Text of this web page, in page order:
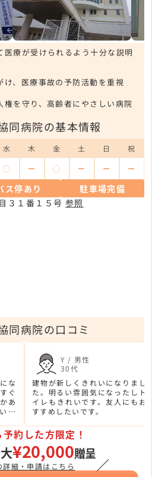
医療が受けられるよう十分な説明
け、医療事故の予防活動を重視
権を守り、高齢者にやさしい病院
同病院の基本情報
水 木 金 土 日 祝
◯ ー ◯ ー ー ー
ス停あり
駐車場完備
３１番１５号 参照
同病院の口コミ
な
ぐ
あ
で
Y / 男性
30代
建物が新しくきれいになりまし
た。明るい雰囲気になったしト
イレもきれいです。友人にもお
すすめしたいです。
約した方限定！
¥20,000贈呈
詳細・申請はこちら ／